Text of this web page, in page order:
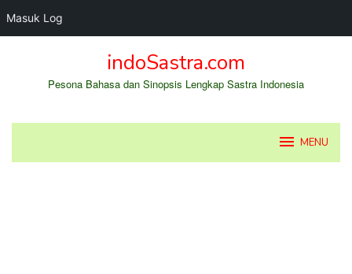
Masuk Log
indoSastra.com
Pesona Bahasa dan Sinopsis Lengkap Sastra Indonesia
MENU